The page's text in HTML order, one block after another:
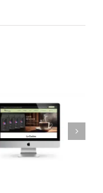
La cucina